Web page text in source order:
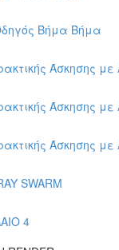
Βήμα Βήμα
Άσκησης
Άσκησης
Άσκησης
SWARM
4